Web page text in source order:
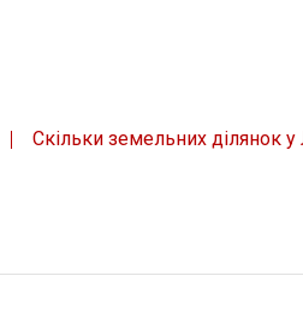
Скільки земельних ділянок